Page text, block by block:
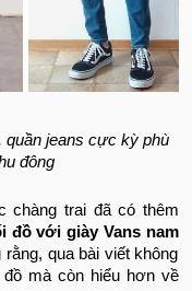
quần jeans cực kỳ phù
đông
chàng trai đã có thêm
đồ với giày Vans nam
qua bài viết không
mà còn hiểu hơn về